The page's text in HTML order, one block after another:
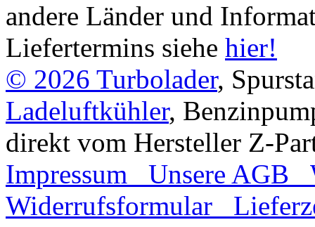
andere Länder und
Liefertermins siehe hier!
© 2026 Turbolader,
Ladeluftkühler,
direkt vom Hersteller Z-
Impressum
Unsere AGB
Widerrufsformular